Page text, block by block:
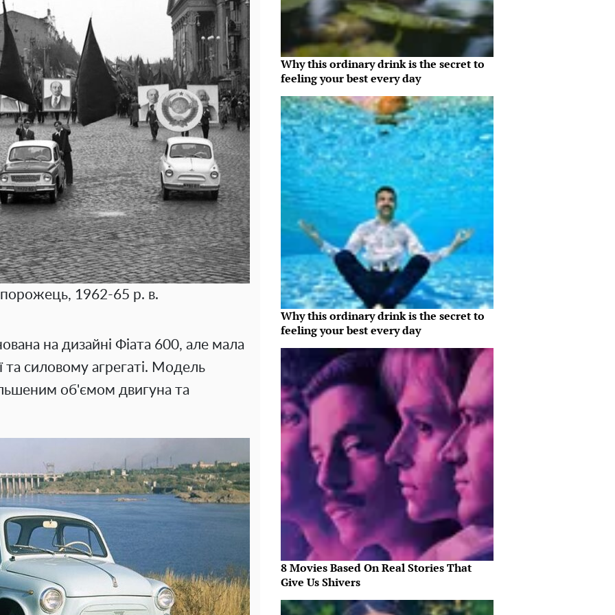
1962-65 р. в.
на дизайні Фіата 600, але мала
та силовому агрегаті. Модель
об'ємом двигуна та
Why this ordinary drink is the secret to
feeling your best every day
Why this ordinary drink is the secret to
feeling your best every day
8 Movies Based On Real Stories That
Give Us Shivers